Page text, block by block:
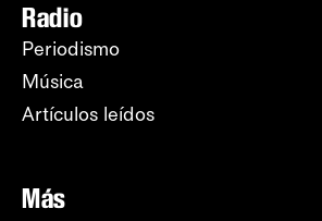
Radio
Periodismo
Música
Artículos leídos
Más